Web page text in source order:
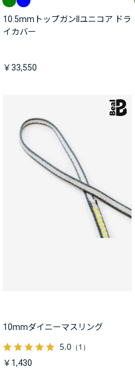
10.5mmトップガンIIユニコア ドラ
イカバー
￥33,550
10mmダイニーマスリング
5.0 （1）
￥1,430